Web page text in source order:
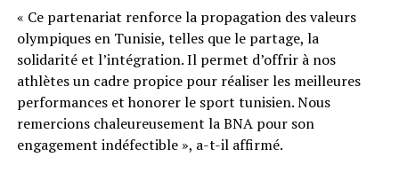
« Ce partenariat renforce la propagation des valeurs
olympiques en Tunisie, telles que le partage, la
solidarité et l’intégration. Il permet d’offrir à nos
athlètes un cadre propice pour réaliser les meilleures
performances et honorer le sport tunisien. Nous
remercions chaleureusement la BNA pour son
engagement indéfectible », a-t-il affirmé.